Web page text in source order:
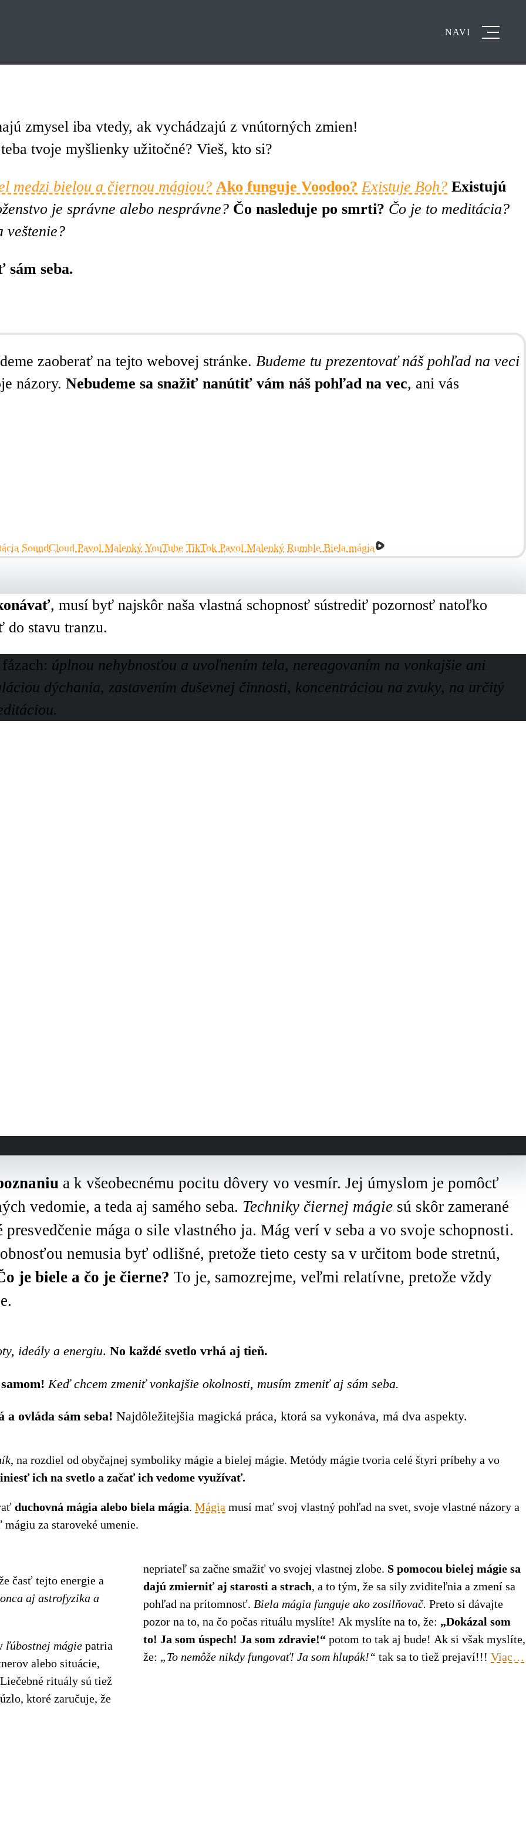
dnes vylepšovať
NAVI
zmysel iba vtedy, ak vychádzajú z vnútorných zmien!
tvoje myšlienky užitočné? Vieš, kto si?
medzi bielou a čiernou mágiou? Ako funguje Voodoo? Existuje Boh? Existujú
je správne alebo nesprávne? Čo nasleduje po smrti? Čo je to meditácia?
veštenie?
sám seba.
zaoberať na tejto webovej stránke. Budeme tu prezentovať náš pohľad na veci
názory. Nebudeme sa snažiť nanútiť vám náš pohľad na vec, ani vás
SoundCloud Pavol Malenký YouTube TikTok Pavol Malenký Rumble Biela mágia
, musí byť najskôr naša vlastná schopnosť sústrediť pozornosť natoľko
do stavu tranzu.
úplnou nehybnosťou a uvoľnením tela, nereagovaním na vonkajšie ani
dýchania, zastavením duševnej činnosti, koncentráciou na zvuky, na určitý
a k všeobecnému pocitu dôvery vo vesmír. Jej úmyslom je pomôcť
vedomie, a teda aj samého seba. Techniky čiernej mágie sú skôr zamerané
mága o sile vlastného ja. Mág verí v seba a vo svoje schopnosti.
nemusia byť odlišné, pretože tieto cesty sa v určitom bode stretnú,
je biele a čo je čierne? To je, samozrejme, veľmi relatívne, pretože vždy
ideály a energiu. No každé svetlo vrhá aj tieň.
Keď chcem zmeniť vonkajšie okolnosti, musím zmeniť aj sám seba.
ovláda sám seba! Najdôležitejšia magická práca, ktorá sa vykonáva, má dva aspekty.
, na rozdiel od obyčajnej symboliky mágie a bielej mágie. Metódy mágie tvoria celé štyri príbehy a vo
ich na svetlo a začať ich vedome využívať.
duchovná mágia alebo biela mágia. Mágia musí mať svoj vlastný pohľad na svet, svoje vlastné názory a
za staroveké umenie.
časť tejto energie a
aj astrofyzika a
ľúbostnej mágie patria
alebo situácie,
rituály sú tiež
ktoré zaručuje, že
nepriateľ sa začne smažiť vo svojej vlastnej zlobe. S pomocou bielej mágie sa
dajú zmierniť aj starosti a strach, a to tým, že sa sily zviditeľnia a zmení sa
pohľad na prítomnosť. Biela mágia funguje ako zosilňovač. Preto si dávajte
pozor na to, na čo počas rituálu myslíte! Ak myslíte na to, že: „Dokázal som
to! Ja som úspech! Ja som zdravie!“ potom to tak aj bude! Ak si však myslíte,
že: „To nemôže nikdy fungovať! Ja som hlupák!“ tak sa to tiež prejaví!!! Viac…